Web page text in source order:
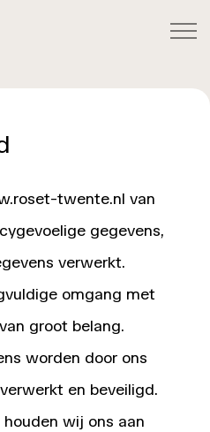
twente.nl van
gegevens,
verwerkt.
omgang met
groot belang.
worden door ons
en beveiligd.
wij ons aan